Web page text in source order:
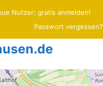
Nutzer: gratis anmelden!
Passwort vergessen?